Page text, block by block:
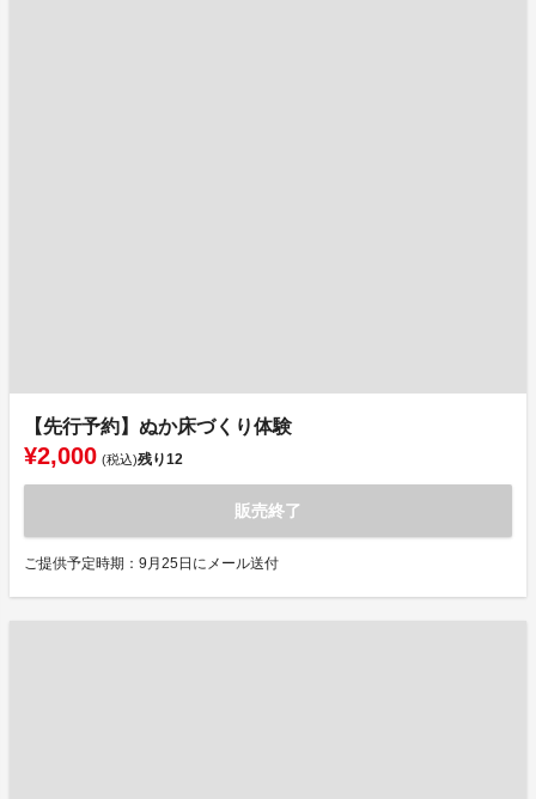
【先行予約】ぬか床づくり体験
¥2,000 (税込)残り12
販売終了
ご提供予定時期：9月25日にメール送付